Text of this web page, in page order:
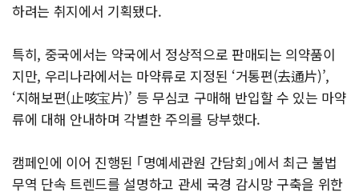
하려는 취지에서 기획됐다.
특히, 중국에서는 약국에서 정상적으로 판매되는 의약품이
지만, 우리나라에서는 마약류로 지정된 ‘거통편(去通片)’,
‘지해보편(止咳宝片)’ 등 무심코 구매해 반입할 수 있는 마약
류에 대해 안내하며 각별한 주의를 당부했다.
캠페인에 이어 진행된 ｢명예세관원 간담회｣에서 최근 불법
무역 단속 트렌드를 설명하고 관세 국경 감시망 구축을 위한